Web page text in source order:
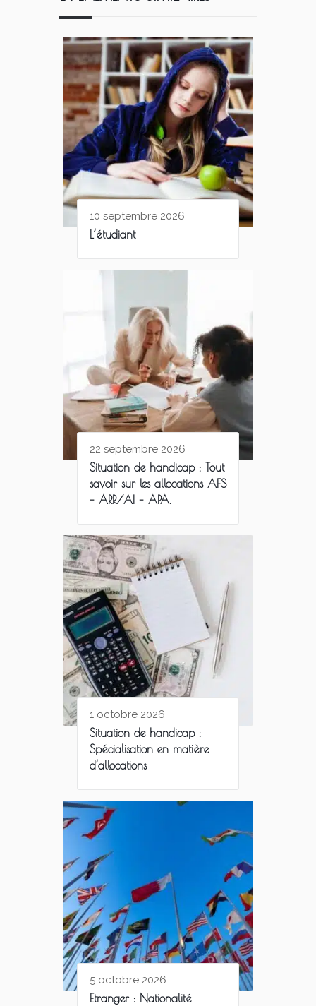
10 septembre 2026
L’étudiant
22 septembre 2026
Situation de handicap : Tout
savoir sur les allocations AFS
– ARR/AI – APA.
1 octobre 2026
Situation de handicap :
Spécialisation en matière
d’allocations
5 octobre 2026
Etranger : Nationalité